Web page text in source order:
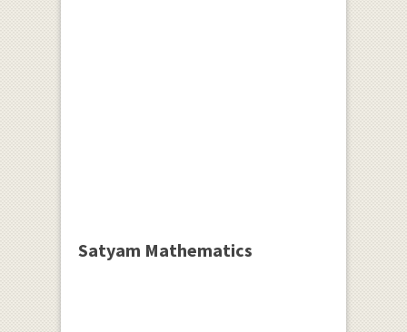
Satyam Mathematics